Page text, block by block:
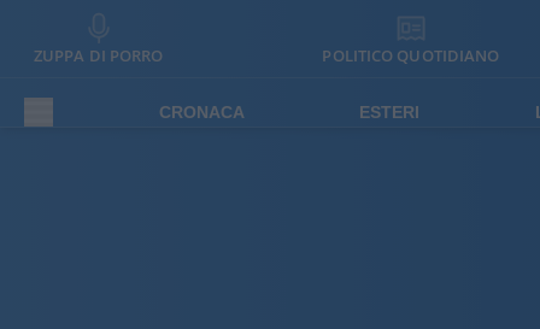
ZUPPA DI PORRO POLITICO QUOTIDIANO
CRONACA ESTERI